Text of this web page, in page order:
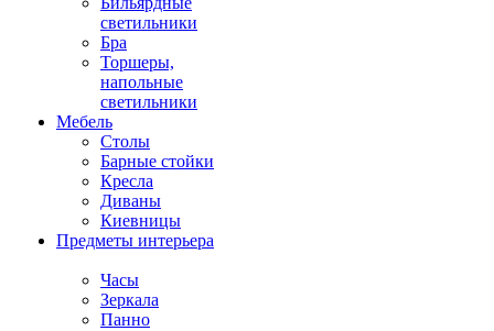
светильники
Бра
Торшеры,
напольные
светильники
Мебель
Столы
Барные стойки
Кресла
Диваны
Киевницы
Предметы интерьера
Часы
Зеркала
Панно